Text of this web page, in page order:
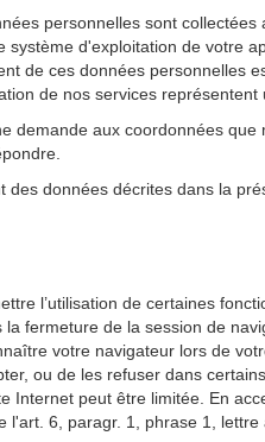
personnelles sont
d'exploitation de votre
de ces données personnelles
de nos services représentent
demande aux coordonnées
données décrites dans la
l’utilisation de certaines
fermeture de la session de
votre navigateur lors de
ou de les refuser dans
Internet peut être limitée. En
6, paragr. 1, phrase 1,